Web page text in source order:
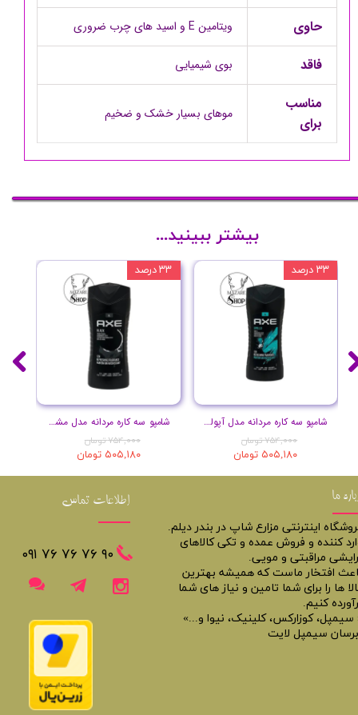
حاوی ویتامین E و اسید های چرب ضروری
فاقد بوی شیمیایی
مناسب
برای
موهای بسیار خشک و ضخیم
شامپو سه کاره مردانه مدل مشکی حجم 400 میل
۷۵۴,۰۰۰ تومان
۵۰۵,۱۸۰ تومان
۳۳ درصد
شامپو سه کاره مردانه مدل آپولو حجم 400 میل
۷۵۴,۰۰۰ تومان
۵۰۵,۱۸۰ تومان
۳۳ درصد
بیشتر ببینید...
ما
اینترنتی مزارع شاپ در بندر دیلم.
کننده و فروش عمده و تکی کالاهای
مراقبتی و مویی.
افتخار ماست که همیشه بهترین
ها را برای شما تامین و نیاز های شما
کنیم.
سیمپل، کوزارکس، کلینیک، نیوا و...»
سیمپل لایت
اطلاعات تماس
​​٩٠ ٧۶ ٧۶ ٧۶ ٠٩١